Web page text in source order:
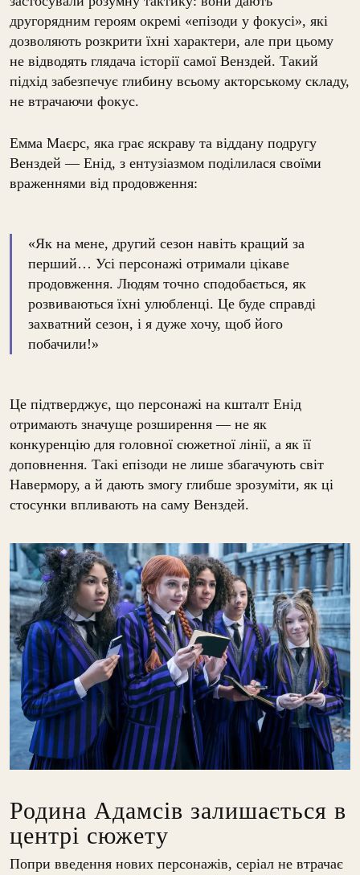
другорядним героям окремі «епізоди у фокусі», які
дозволяють розкрити їхні характери, але при цьому
не відводять глядача історії самої Венздей. Такий
підхід забезпечує глибину всьому акторському складу,
не втрачаючи фокус.
Емма Маєрс, яка грає яскраву та віддану подругу
Венздей — Енід, з ентузіазмом поділилася своїми
враженнями від продовження:
«Як на мене, другий сезон навіть кращий за
перший… Усі персонажі отримали цікаве
продовження. Людям точно сподобається, як
розвиваються їхні улюбленці. Це буде справді
захватний сезон, і я дуже хочу, щоб його
побачили!»
Це підтверджує, що персонажі на кшталт Енід
отримають значуще розширення — не як
конкуренцію для головної сюжетної лінії, а як її
доповнення. Такі епізоди не лише збагачують світ
Навермору, а й дають змогу глибше зрозуміти, як ці
стосунки впливають на саму Венздей.
Родина Адамсів залишається в
центрі сюжету
Попри введення нових персонажів, серіал не втрачає